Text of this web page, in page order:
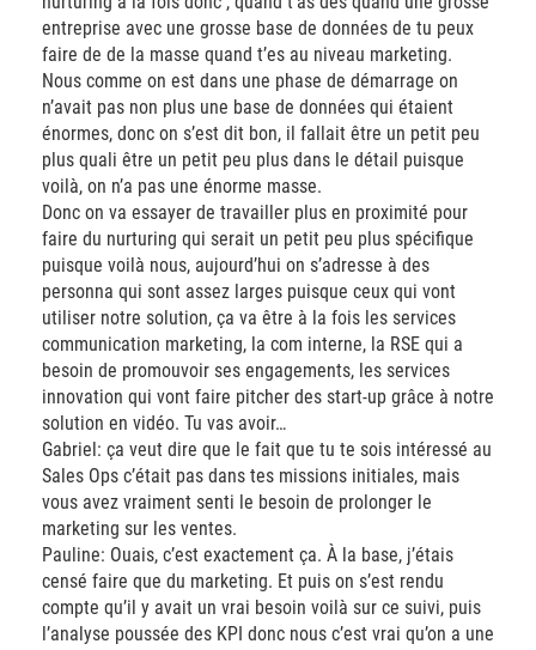
entreprise avec une grosse base de données de tu peux
faire de de la masse quand t’es au niveau marketing.
Nous comme on est dans une phase de démarrage on
n’avait pas non plus une base de données qui étaient
énormes, donc on s’est dit bon, il fallait être un petit peu
plus quali être un petit peu plus dans le détail puisque
voilà, on n’a pas une énorme masse.
Donc on va essayer de travailler plus en proximité pour
faire du nurturing qui serait un petit peu plus spécifique
puisque voilà nous, aujourd’hui on s’adresse à des
personna qui sont assez larges puisque ceux qui vont
utiliser notre solution, ça va être à la fois les services
communication marketing, la com interne, la RSE qui a
besoin de promouvoir ses engagements, les services
innovation qui vont faire pitcher des start-up grâce à notre
solution en vidéo. Tu vas avoir…
Gabriel: ça veut dire que le fait que tu te sois intéressé au
Sales Ops c’était pas dans tes missions initiales, mais
vous avez vraiment senti le besoin de prolonger le
marketing sur les ventes.
Pauline: Ouais, c’est exactement ça. À la base, j’étais
censé faire que du marketing. Et puis on s’est rendu
compte qu’il y avait un vrai besoin voilà sur ce suivi, puis
l’analyse poussée des KPI donc nous c’est vrai qu’on a une